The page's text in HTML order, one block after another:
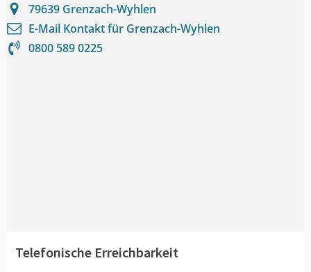
79639 Grenzach-Wyhlen
E-Mail Kontakt für Grenzach-Wyhlen
0800 589 0225
Telefonische Erreichbarkeit